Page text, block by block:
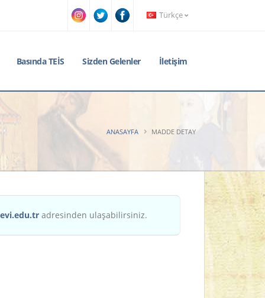
Türkçe
Basında TEİS Sizden Gelenler İletişim
ANASAYFA MADDE DETAY
adresinden ulaşabilirsiniz.